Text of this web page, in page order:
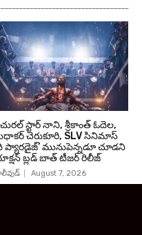
స్టార్ నాని, శ్రీకాంత్ ఓదెల,
చెరుకూరి, SLV సినిమాస్
ప్యారడైజ్’ మునుపెన్నడూ చూడని
బ్లడ్ బాత్ టీజర్ రిలీజ్
August 7, 2026